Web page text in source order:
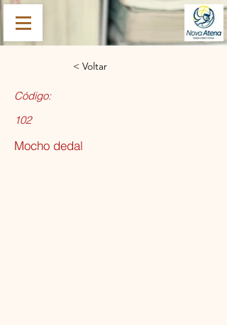
< Voltar
Código:
102
Mocho dedal